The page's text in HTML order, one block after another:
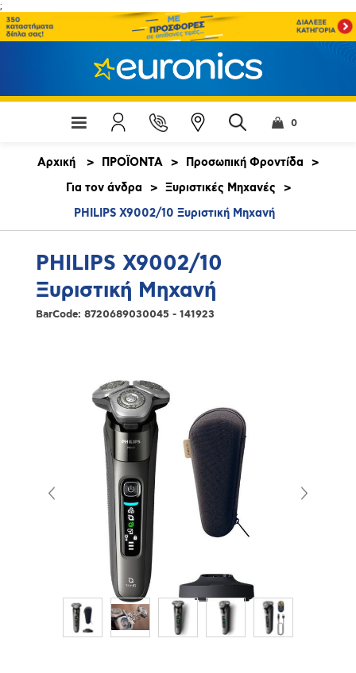
;
0
Αρχική > ΠΡΟΪΟΝΤΑ > Προσωπική Φροντίδα
>
Για τον άνδρα
> Ξυριστικές Μηχανές
>
PHILIPS X9002/10 Ξυριστική Μηχανή
PHILIPS X9002/10
Ξυριστική Μηχανή
BarCode: 8720689030045 - 141923